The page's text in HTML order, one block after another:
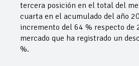
tercera posición en el total del
cuarta en el acumulado del año
incremento del 64 % respecto de
mercado que ha registrado un
%.